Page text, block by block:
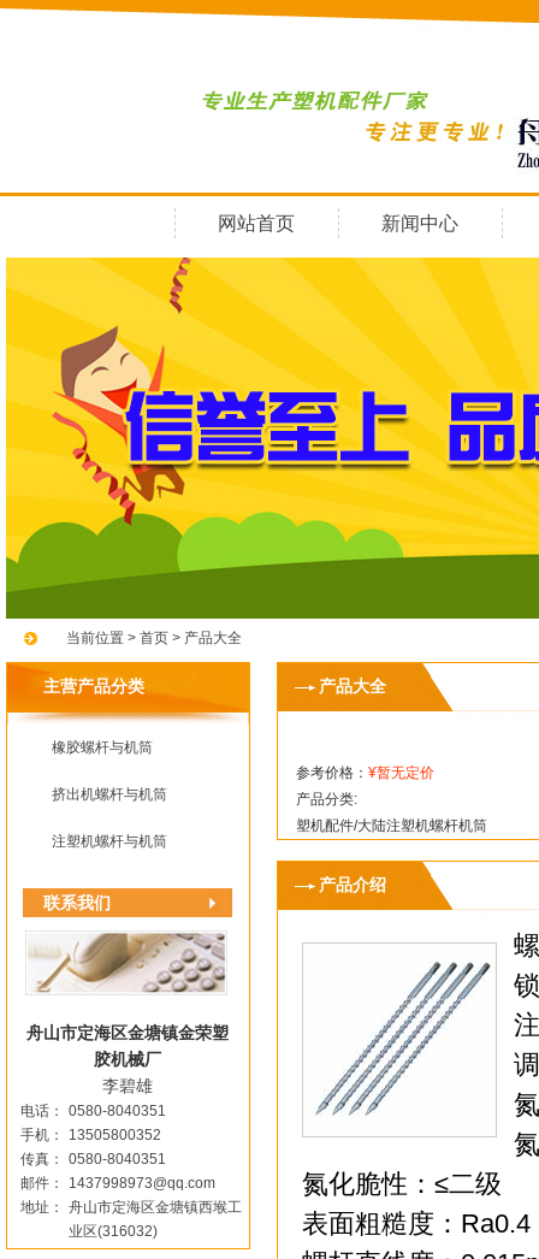
网站首页 新闻中心
当前位置 > 首页 > 产品大全
主营产品分类
橡胶螺杆与机筒
挤出机螺杆与机筒
注塑机螺杆与机筒
联系我们
舟山市定海区金塘镇金荣塑
胶机械厂
李碧雄
电话：
0580-8040351
手机：
13505800352
传真：
0580-8040351
邮件：
1437998973@qq.com
地址：
舟山市定海区金塘镇西堠工
业区(316032)
产品大全
参考价格： ¥暂无定价
产品分类:
塑机配件/大陆注塑机螺杆机筒
产品介绍
氮化脆性：≤二级
表面粗糙度：Ra0.4